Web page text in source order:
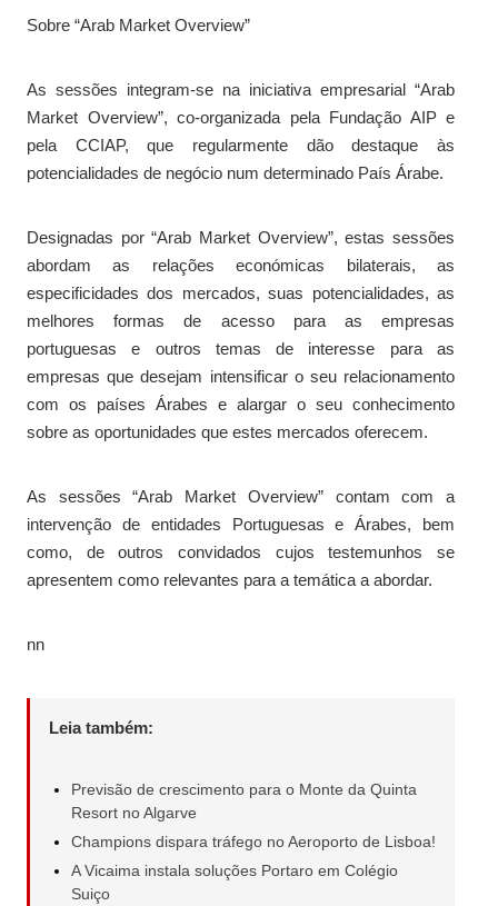
Sobre “Arab Market Overview”
As sessões integram-se na iniciativa empresarial “Arab
Market Overview”, co-organizada pela Fundação AIP e
pela CCIAP, que regularmente dão destaque às
potencialidades de negócio num determinado País Árabe.
Designadas por “Arab Market Overview”, estas sessões
abordam as relações económicas bilaterais, as
especificidades dos mercados, suas potencialidades, as
melhores formas de acesso para as empresas
portuguesas e outros temas de interesse para as
empresas que desejam intensificar o seu relacionamento
com os países Árabes e alargar o seu conhecimento
sobre as oportunidades que estes mercados oferecem.
As sessões “Arab Market Overview” contam com a
intervenção de entidades Portuguesas e Árabes, bem
como, de outros convidados cujos testemunhos se
apresentem como relevantes para a temática a abordar.
nn
Leia também:
Previsão de crescimento para o Monte da Quinta
Resort no Algarve
Champions dispara tráfego no Aeroporto de Lisboa!
A Vicaima instala soluções Portaro em Colégio
Suiço